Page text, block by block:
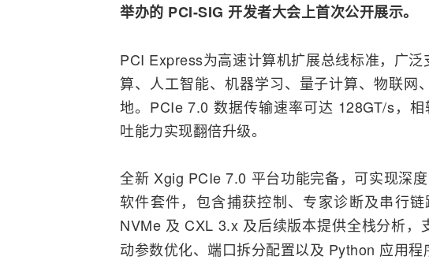
举办的 PCI-SIG 开发者大会上首次公开展示。
PCI Express为高速计算机扩展总线标准，广
算、 人工智能、机器学习、 量子计算、物联网
地。PCIe 7.0 数据传输速率可达 128GT/s，
吐能力实现翻倍升级。
全新 Xgig PCIe 7.0 平台功能完备，可实现深
软件套件，包含捕获控制、专家诊断及串行
NVMe 及 CXL 3.x 及后续版本提供全栈分析，
动参数优化、端口拆分配置以及 Python 应用程